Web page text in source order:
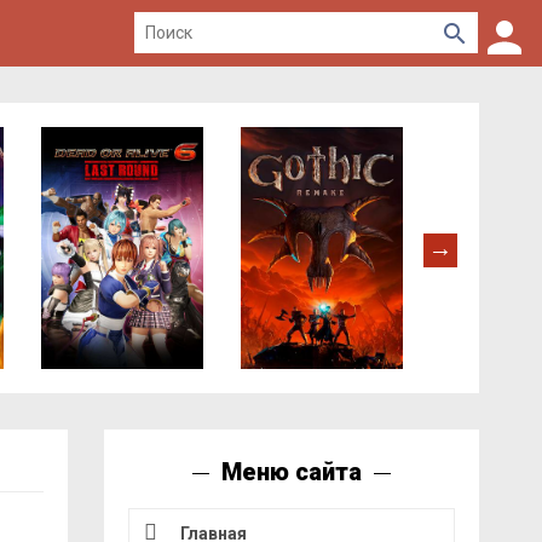
Меню сайта
Главная